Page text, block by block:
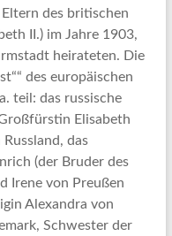
des britischen
II.) im Jahre 1903,
heirateten. Die
des europäischen
teil: das russische
Elisabeth
das
(der Bruder des
Irene von Preußen
Alexandra von
Schwester der